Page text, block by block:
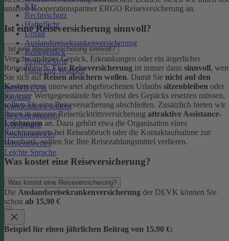
Kfz
Rechtsschutz
Haftpflicht
Unfall
Auslandsreisekrankenversicherung
Reisegepäck
Reiserücktritt
Haus und Wohnen
meineDEVK
Kontakt
Kundendaten ändern
Bescheinigungen
Kündigung
Produktservices
Wissenswertes
Leichte Sprache
unseren Kooperationspartner ERGO Reiseversicherung an.
Ist eine Reiseversicherung sinnvoll?
Ist eine Reiseversicherung sinnvoll?
Verschwundenes Gepäck, Erkrankungen oder ein ärgerlicher
Reiseabbruch: EineReiseversicherung ist immer dann sinnvoll,
Sie sich aufReisen absichern wollen. Damit Sie nicht auf den
Kosteneines unerwartet abgebrochenen Urlaubs sitzenbleiben oder
Sie teure Wertgegenstände bei Verlust des Gepäcks ersetzen müssen,
sollten Sie eine Reiseversicherung abschließen. Zusätzlich bieten wir
Ihnen in unserer Reiserücktrittsversicherung attraktive Assistance-
Leistungen an. Dazu gehört etwa die Organisation eines
Rücktransports bei Reiseabbruch oder die Kontaktaufnahme zur
Hausbank, sollten Sie Ihre Reisezahlungsmittel verlieren.
Was kostet eine Reiseversicherung?
Was kostet eine Reiseversicherung?
Die Auslandsreisekrankenversicherung der DEVK können Sie
schon ab 15,90 €
Beispiel für einen jährlichen Beitrag von 15,90 €: